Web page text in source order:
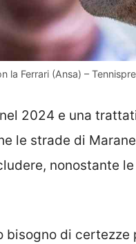
la Ferrari (Ansa) –
2024 e una
le strade di
nonostante
bisogno di certezze